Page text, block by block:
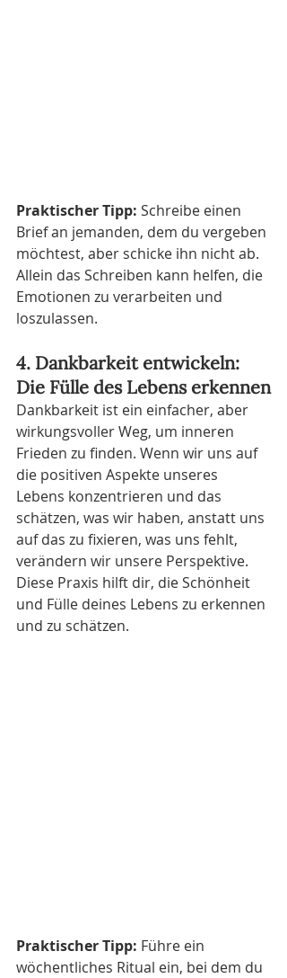
Praktischer Tipp: Schreibe einen
Brief an jemanden, dem du vergeben
möchtest, aber schicke ihn nicht ab.
Allein das Schreiben kann helfen, die
Emotionen zu verarbeiten und
loszulassen.
4. Dankbarkeit entwickeln:
Die Fülle des Lebens erkennen
Dankbarkeit ist ein einfacher, aber
wirkungsvoller Weg, um inneren
Frieden zu finden. Wenn wir uns auf
die positiven Aspekte unseres
Lebens konzentrieren und das
schätzen, was wir haben, anstatt uns
auf das zu fixieren, was uns fehlt,
verändern wir unsere Perspektive.
Diese Praxis hilft dir, die Schönheit
und Fülle deines Lebens zu erkennen
und zu schätzen.
Praktischer Tipp: Führe ein
wöchentliches Ritual ein, bei dem du